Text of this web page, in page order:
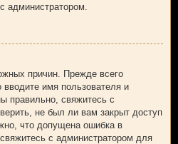
администратором.
причин. Прежде всего
имя пользователя и
правильно, свяжитесь с
не был ли вам закрыт доступ
что допущена ошибка в
с администратором для